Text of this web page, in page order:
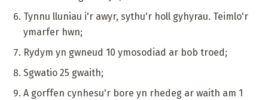
Tynnu lluniau i'r awyr, sythu'r holl gyhyrau. Teimlo'r
ymarfer hwn;
Rydym yn gwneud 10 ymosodiad ar bob troed;
Sgwatio 25 gwaith;
A gorffen cynhesu'r bore yn rhedeg ar waith am 1